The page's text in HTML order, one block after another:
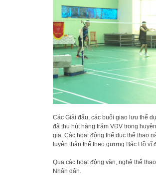
Các Giải đấu, các buổi giao lưu thể
đã thu hút hàng trăm VĐV trong
gia. Các hoạt động thể dục thể thao
luyện thân thể theo gương Bác Hồ vĩ
Qua các hoạt động văn, nghệ thể
Nhân dân.